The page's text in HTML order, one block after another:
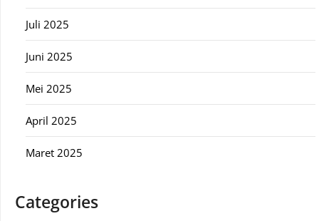
Juli 2025
Juni 2025
Mei 2025
April 2025
Maret 2025
Categories